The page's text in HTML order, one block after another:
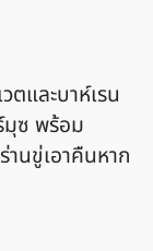
และบาห์เรน
มุซ พร้อม
นขู่เอาคืนหาก